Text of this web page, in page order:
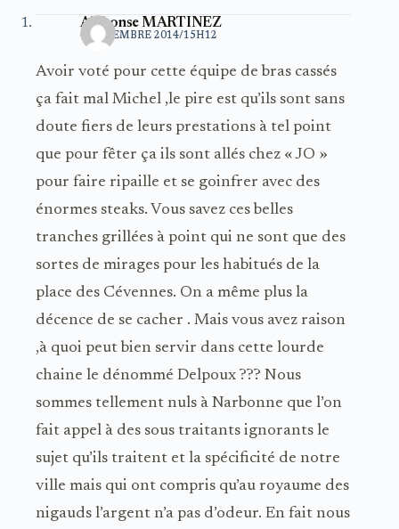
Alphonse MARTINEZ
4 DÉCEMBRE 2014/15H12
Avoir voté pour cette équipe de bras cassés
ça fait mal Michel ,le pire est qu’ils sont sans
doute fiers de leurs prestations à tel point
que pour fêter ça ils sont allés chez « JO »
pour faire ripaille et se goinfrer avec des
énormes steaks. Vous savez ces belles
tranches grillées à point qui ne sont que des
sortes de mirages pour les habitués de la
place des Cévennes. On a même plus la
décence de se cacher . Mais vous avez raison
,à quoi peut bien servir dans cette lourde
chaine le dénommé Delpoux ??? Nous
sommes tellement nuls à Narbonne que l’on
fait appel à des sous traitants ignorants le
sujet qu’ils traitent et la spécificité de notre
ville mais qui ont compris qu’au royaume des
nigauds l’argent n’a pas d’odeur. En fait nous